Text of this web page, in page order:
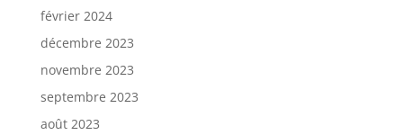
février 2024
décembre 2023
novembre 2023
septembre 2023
août 2023